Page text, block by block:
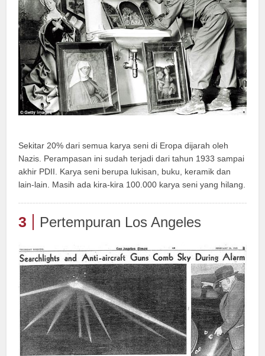
Sekitar 20% dari semua karya seni di Eropa dijarah oleh
Nazis. Perampasan ini sudah terjadi dari tahun 1933 sampai
akhir PDII. Karya seni berupa lukisan, buku, keramik dan
lain-lain. Masih ada kira-kira 100.000 karya seni yang hilang.
3 Pertempuran Los Angeles